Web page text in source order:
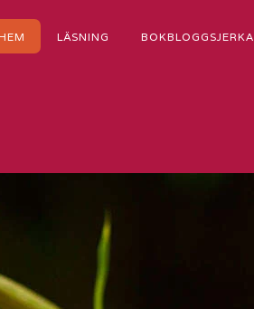
LÄSNING BOKBLOGGSJERKA